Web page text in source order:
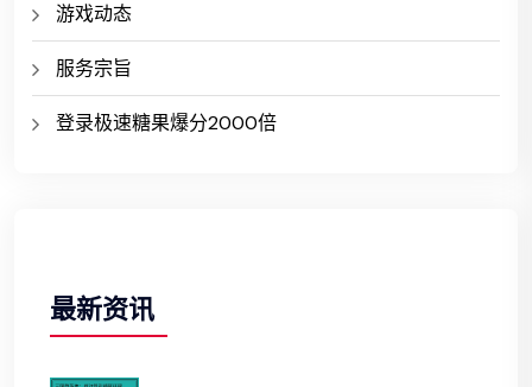
游戏动态
服务宗旨
登录极速糖果爆分2000倍
最新资讯